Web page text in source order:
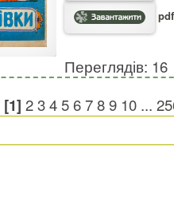
Переглядів: 16
[1] 23456789 10 ...